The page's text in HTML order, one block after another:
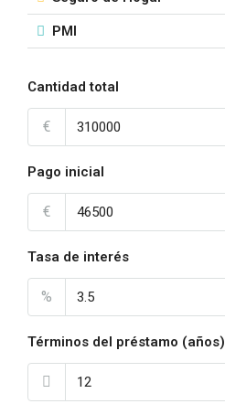
PMI
Cantidad total
€
Pago inicial
€
Tasa de interés
%
Términos del préstamo (años)